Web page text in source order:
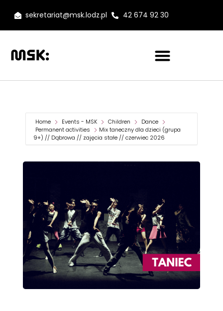
sekretariat@msk.lodz.pl 42 674 92 30
Home Events - MSK Children
Dance
Permanent activities
Mix taneczny dla dzieci (grupa
9+) // Dąbrowa // zajęcia stałe // czerwiec 2026